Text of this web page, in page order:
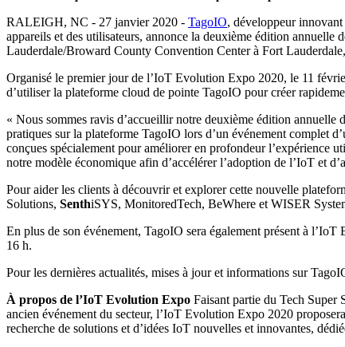
RALEIGH, NC - 27 janvier 2020 - TagoIO, développeur
appareils et des utilisateurs, annonce la deuxième édition
Lauderdale/Broward County Convention Center à Fort
Organisé le premier jour de l’IoT Evolution Expo 2020, le 11
d’utiliser la plateforme cloud de pointe TagoIO pour créer
« Nous sommes ravis d’accueillir notre deuxième édition
pratiques sur la plateforme TagoIO lors d’un événement complet
conçues spécialement pour améliorer en profondeur l’expérience
notre modèle économique afin d’accélérer l’adoption de l’IoT et
Pour aider les clients à découvrir et explorer cette nouvelle
Solutions, SenthiSYS, MonitoredTech, BeWhere et WISER
En plus de son événement, TagoIO sera également présent à
16 h.
Pour les dernières actualités, mises à jour et informations sur
À propos de l’IoT Evolution Expo Faisant partie du Tech
ancien événement du secteur, l’IoT Evolution Expo 2020
recherche de solutions et d’idées IoT nouvelles et innovantes,